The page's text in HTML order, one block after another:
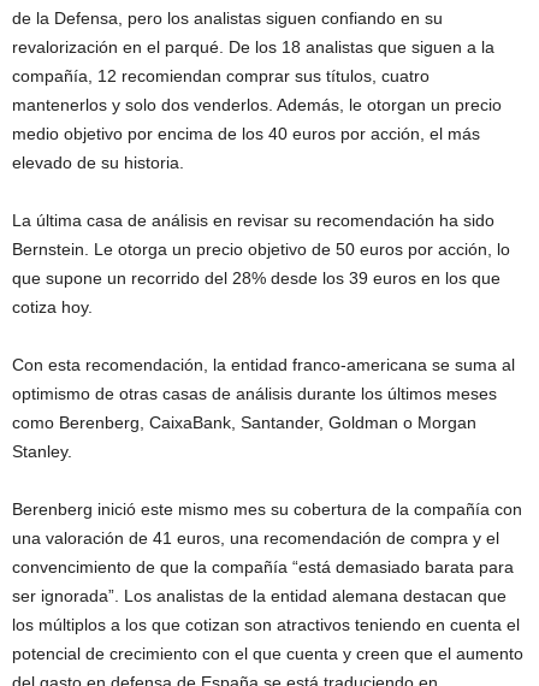
de la Defensa, pero los analistas siguen confiando en su
revalorización en el parqué. De los 18 analistas que siguen a la
compañía, 12 recomiendan comprar sus títulos, cuatro
mantenerlos y solo dos venderlos. Además, le otorgan un precio
medio objetivo por encima de los 40 euros por acción, el más
elevado de su historia.
La última casa de análisis en revisar su recomendación ha sido
Bernstein. Le otorga un precio objetivo de 50 euros por acción, lo
que supone un recorrido del 28% desde los 39 euros en los que
cotiza hoy.
Con esta recomendación, la entidad franco-americana se suma al
optimismo de otras casas de análisis durante los últimos meses
como Berenberg, CaixaBank, Santander, Goldman o Morgan
Stanley.
Berenberg inició este mismo mes su cobertura de la compañía con
una valoración de 41 euros, una recomendación de compra y el
convencimiento de que la compañía “está demasiado barata para
ser ignorada”. Los analistas de la entidad alemana destacan que
los múltiplos a los que cotizan son atractivos teniendo en cuenta el
potencial de crecimiento con el que cuenta y creen que el aumento
del gasto en defensa de España se está traduciendo en